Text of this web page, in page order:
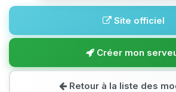
Site officiel
Créer mon
Retour à la liste des